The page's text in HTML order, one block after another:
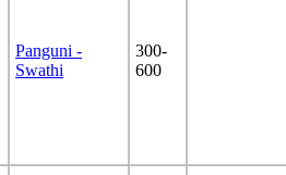
Panguni -
Swathi
300-
600